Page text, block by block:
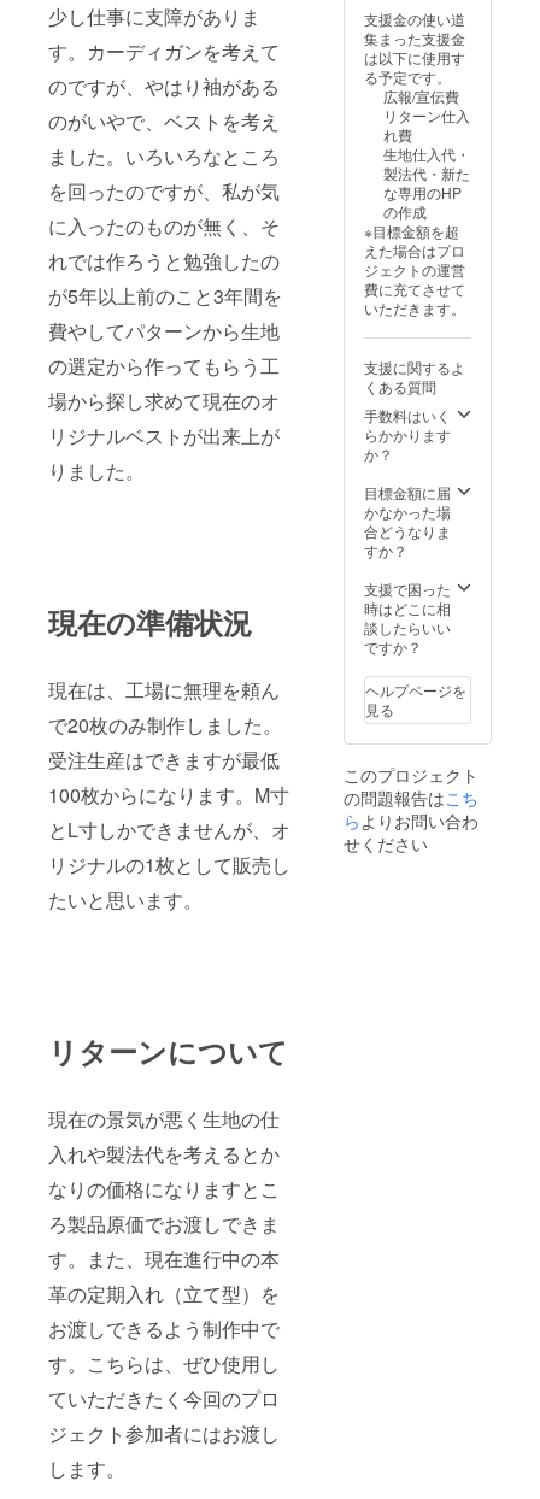
少し仕事に支障がありま
す。カーディガンを考えて
のですが、やはり袖がある
のがいやで、ベストを考え
ました。いろいろなところ
を回ったのですが、私が気
に入ったのものが無く、そ
れでは作ろうと勉強したの
が5年以上前のこと3年間を
費やしてパターンから生地
の選定から作ってもらう工
場から探し求めて現在のオ
リジナルベストが出来上が
りました。
現在の準備状況
現在は、工場に無理を頼ん
で20枚のみ制作しました。
受注生産はできますが最低
100枚からになります。M寸
とL寸しかできませんが、オ
リジナルの1枚として販売し
たいと思います。
リターンについて
現在の景気が悪く生地の仕
入れや製法代を考えるとか
なりの価格になりますとこ
ろ製品原価でお渡しできま
す。また、現在進行中の本
革の定期入れ（立て型）を
お渡しできるよう制作中で
す。こちらは、ぜひ使用し
ていただきたく今回のプロ
ジェクト参加者にはお渡し
します。
支援金の使い道
集まった支援金
は以下に使用す
る予定です。
広報/宣伝費
リターン仕入
れ費
生地仕入代・
製法代・新た
な専用のHP
の作成
※目標金額を超
えた場合はプロ
ジェクトの運営
費に充てさせて
いただきます。
支援に関するよ
くある質問
手数料はいく
らかかります
か？
目標金額に届
かなかった場
合どうなりま
すか？
支援で困った
時はどこに相
談したらいい
ですか？
ヘルプページを
見る
このプロジェクト
の問題報告はこち
ら よりお問い合わ
せください